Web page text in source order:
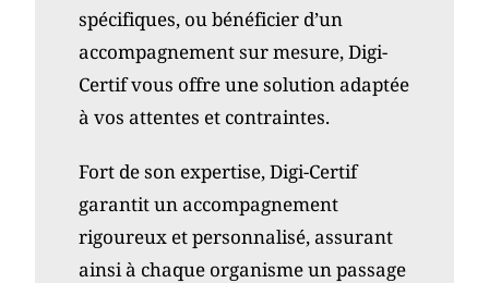
spécifiques, ou bénéficier d’un
accompagnement sur mesure, Digi-
Certif vous offre une solution adaptée
à vos attentes et contraintes.
Fort de son expertise, Digi-Certif
garantit un accompagnement
rigoureux et personnalisé, assurant
ainsi à chaque organisme un passage